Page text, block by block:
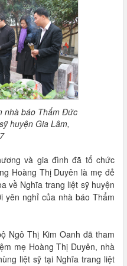
nhà báo Thẩm Đức
huyện Gia Lâm,
và gia đình đã tổ chức
Hoàng Thị Duyên là mẹ đẻ
về Nghĩa trang liệt sỹ huyện
yên nghỉ của nhà báo Thẩm
Ngô Thị Kim Oanh đã tham
mẹ Hoàng Thị Duyên, nhà
liệt sỹ tại Nghĩa trang liệt